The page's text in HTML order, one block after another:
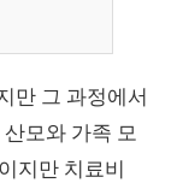
만 그 과정에서
모와 가족 모
지만 치료비